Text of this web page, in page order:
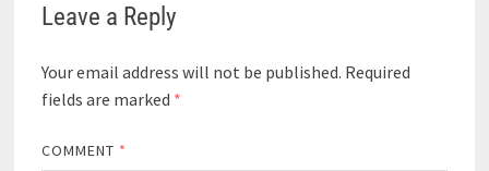
Leave a Reply
Your email address will not be published. Required
fields are marked *
COMMENT *